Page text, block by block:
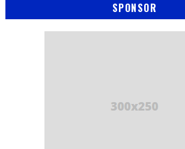
SPONSOR